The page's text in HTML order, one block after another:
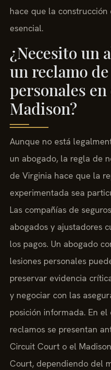
hace que la construcción
esencial.
¿Necesito un
un reclamo
personales
Madison?
Aunque no está
un abogado, la regla de
de Virginia hace que la
experimentada sea
Las compañías de
abogados y ajustadores
los pagos. Un abogado
lesiones personales
preservar evidencia
y negociar con las
posición informada. En
reclamos se presentan
Circuit Court o el
Court, dependiendo del